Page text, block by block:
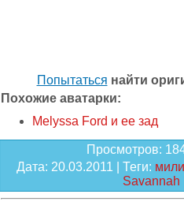
Попытаться найти
Похожие аватарки:
Melyssa Ford и ее зад
Просмотров:
Дата: 20.03.2011 | Теги:
Savannah